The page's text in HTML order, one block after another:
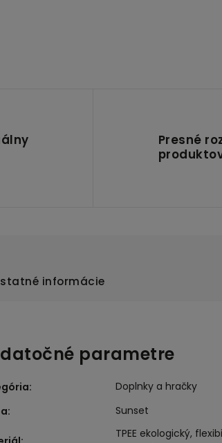
Presné
informácie
parametre
:
Doplnky a hračky
: Sunset
TPEE ekologický,